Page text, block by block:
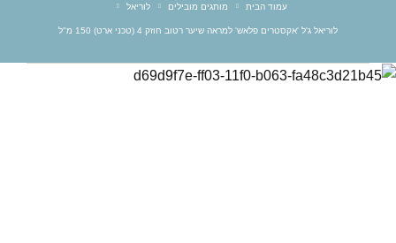
עמוד הבית מותגים מובילים לוריאל
לוריאל ג'ל 'אקסטרים פלאש' למראה שיער רטוב חוזק 4 (טכני ארט) 150 מ"ל